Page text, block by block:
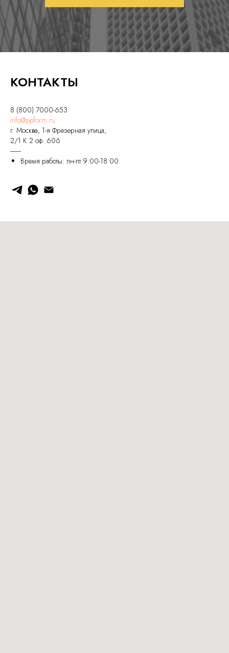
КОНТАКТЫ
8 (800) 7000-653
info@ppform.ru
г. Москва, 1-я Фрезерная улица,
2/1 К.2 оф. 606
-------
Время работы: пн-пт 9:00-18:00